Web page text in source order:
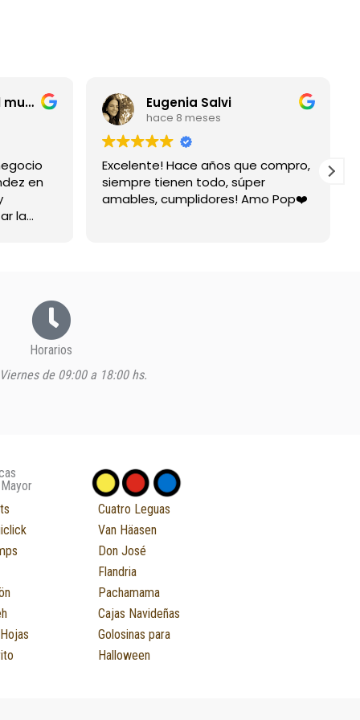
entrerriano por el mundo
en
la
Eugenia Salvi
hace 8 meses
Excelente! Hace años que compro,
siempre tienen todo, súper
amables, cumplidores! Amo Pop❤️
Horarios
de 09:00 a 18:00 hs.
Cuatro Leguas
Van Häasen
Don José
Flandria
Pachamama
Cajas Navideñas
Golosinas para
Halloween